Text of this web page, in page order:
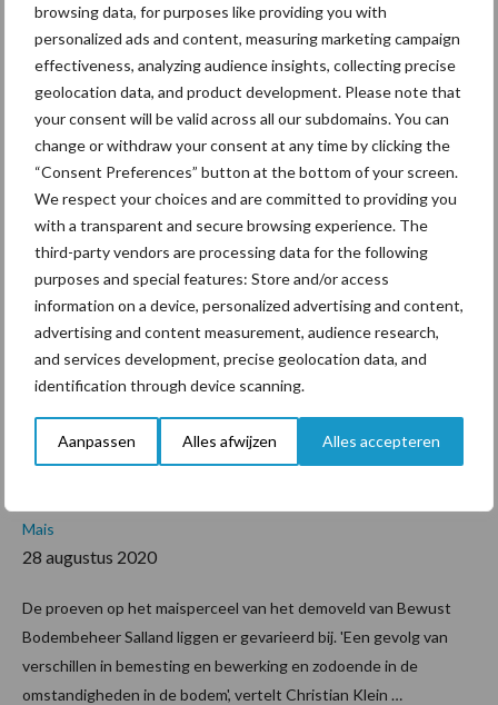
browsing data, for purposes like providing you with
personalized ads and content, measuring marketing campaign
effectiveness, analyzing audience insights, collecting precise
geolocation data, and product development. Please note that
your consent will be valid across all our subdomains. You can
change or withdraw your consent at any time by clicking the
“Consent Preferences” button at the bottom of your screen.
We respect your choices and are committed to providing you
with a transparent and secure browsing experience. The
third-party vendors are processing data for the following
purposes and special features: Store and/or access
information on a device, personalized advertising and content,
advertising and content measurement, audience research,
and services development, precise geolocation data, and
identification through device scanning.
Aanpassen Alles afwijzen Alles accepteren
goede bodemhuishouding waardoor het water beter infiltreert
en er dus minder afstroming plaatsvindt. Dat zegt agrariër Jack
Nicolaes uit Klimmen. Hij is een van de …[Lees meer...]overGoed
bodembeheer
grasland
zorgt
voor
waterinfiltratie
Slec
hte
mais
juist
inter
essa
nt voor Bewust
Bodembeheer Salland
Mais
28 augustus 2020
De proeven op het maisperceel van het demoveld van Bewust
Bodembeheer Salland liggen er gevarieerd bij. 'Een gevolg van
verschillen in bemesting en bewerking en zodoende in de
omstandigheden in de bodem', vertelt Christian Klein …